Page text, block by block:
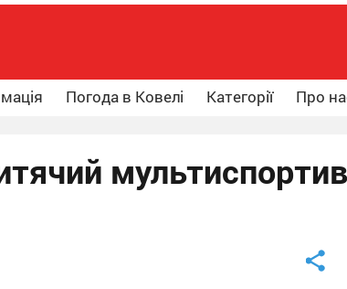
Погода в Ковелі Категорії Про